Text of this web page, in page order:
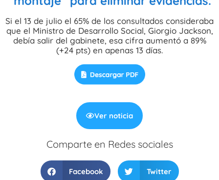
Si el 13 de julio el 65% de los consultados consideraba
que el Ministro de Desarrollo Social, Giorgio Jackson,
debía salir del gabinete, esa cifra aumentó a 89%
(+24 pts) en apenas 13 días.
Ver noticia
Comparte en Redes sociales
Facebook Twitter